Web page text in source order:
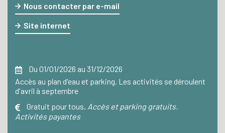
Nous contacter par e-mail
Site internet
Du 01/01/2026 au 31/12/2026
Accès au plan d'eau et parking. Les activités se déroulent
d'avril à septembre
Gratuit pour tous, Accès et parking gratuits.
Activités payantes